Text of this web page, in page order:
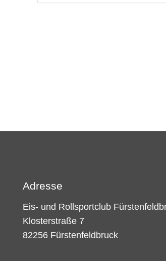
Adresse
Eis- und Rollsportclub
Klosterstraße 7
82256 Fürstenfeldbruck